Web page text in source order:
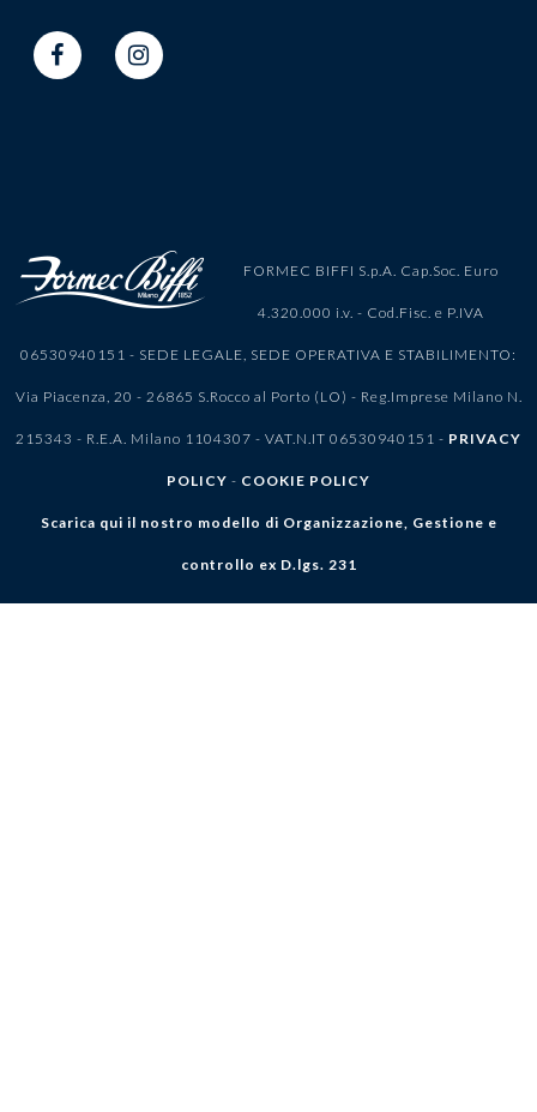
FORMEC BIFFI S.p.A. Cap.Soc. Euro
4.320.000 i.v. - Cod.Fisc. e P.IVA
06530940151 - SEDE LEGALE, SEDE OPERATIVA E STABILIMENTO:
Via Piacenza, 20 - 26865 S.Rocco al Porto (LO) - Reg.Imprese Milano N.
215343 - R.E.A. Milano 1104307 - VAT.N.IT 06530940151 - PRIVACY
POLICY - COOKIE POLICY
Scarica qui il nostro modello di Organizzazione, Gestione e
controllo ex D.lgs. 231